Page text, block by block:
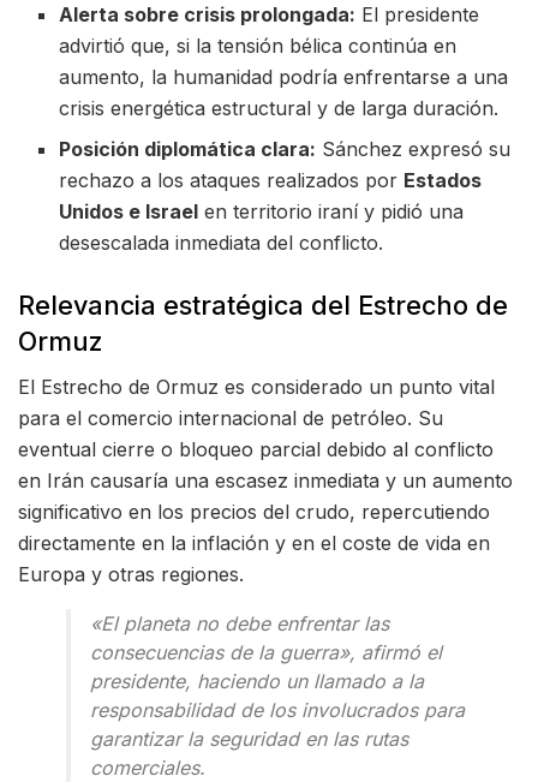
Alerta sobre crisis prolongada: El presidente
advirtió que, si la tensión bélica continúa en
aumento, la humanidad podría enfrentarse a una
crisis energética estructural y de larga duración.
Posición diplomática clara: Sánchez expresó su
rechazo a los ataques realizados por Estados
Unidos e Israel en territorio iraní y pidió una
desescalada inmediata del conflicto.
Relevancia estratégica del Estrecho de
Ormuz
El Estrecho de Ormuz es considerado un punto vital
para el comercio internacional de petróleo. Su
eventual cierre o bloqueo parcial debido al conflicto
en Irán causaría una escasez inmediata y un aumento
significativo en los precios del crudo, repercutiendo
directamente en la inflación y en el coste de vida en
Europa y otras regiones.
«El planeta no debe enfrentar las
consecuencias de la guerra», afirmó el
presidente, haciendo un llamado a la
responsabilidad de los involucrados para
garantizar la seguridad en las rutas
comerciales.